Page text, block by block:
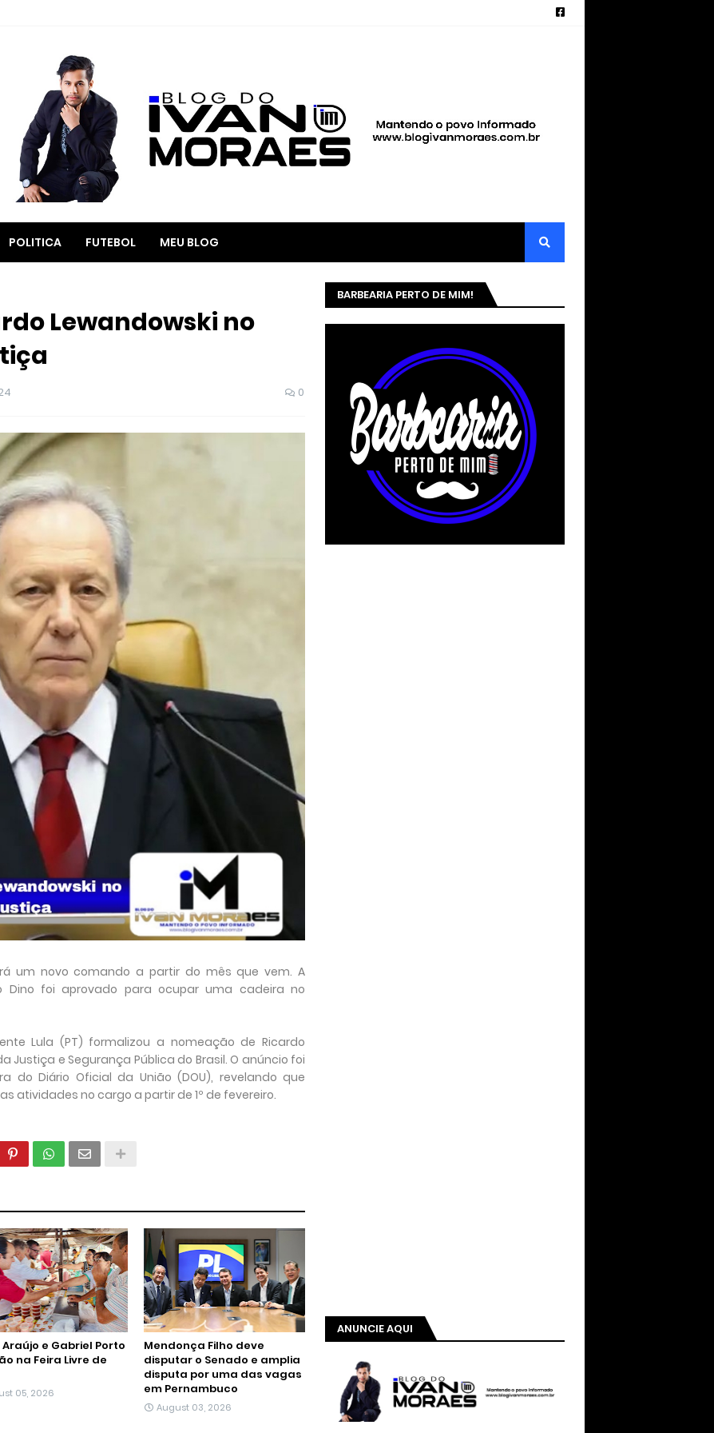
POLITICA FUTEBOL MEU BLOG
Lewandowski no
0
um novo comando a partir do mês que vem. A
Dino foi aprovado para ocupar uma cadeira no
Lula (PT) formalizou a nomeação de Ricardo
Justiça e Segurança Pública do Brasil. O anúncio foi
do Diário Oficial da União (DOU), revelando que
atividades no cargo a partir de 1º de fevereiro.
Araújo e Gabriel Porto
na Feira Livre de
05, 2026
Mendonça Filho deve
disputar o Senado e amplia
disputa por uma das vagas
em Pernambuco
August 03, 2026
BARBEARIA PERTO DE MIM!
ANUNCIE AQUI